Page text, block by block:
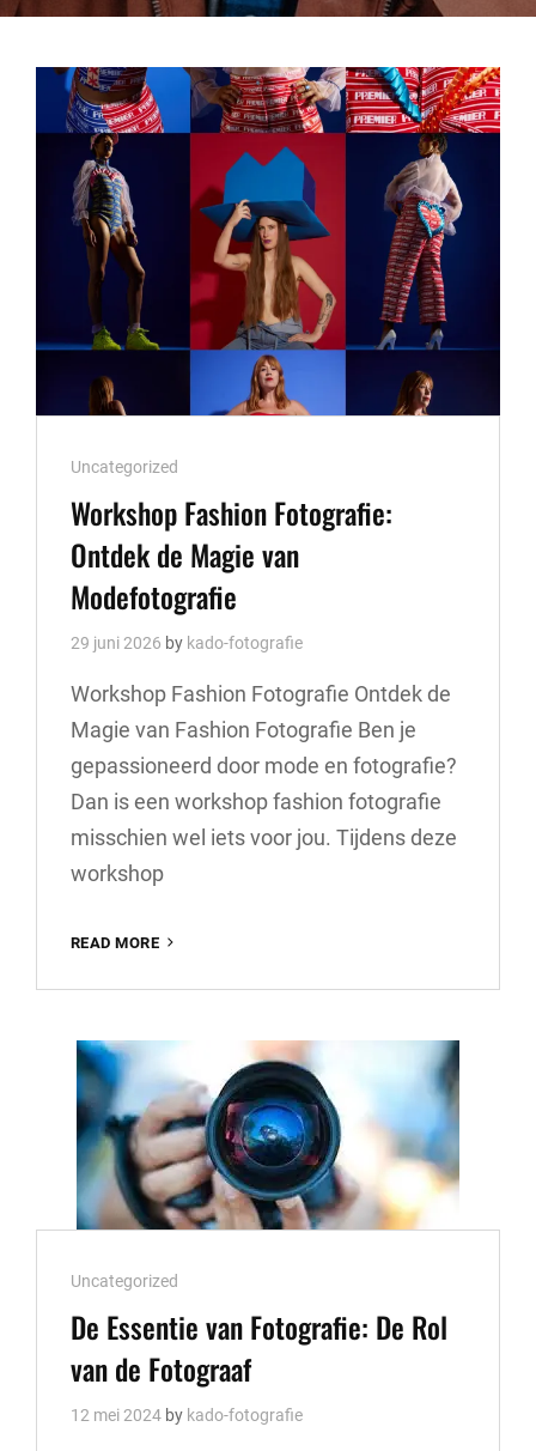
Cat
Links
Uncategorized
Workshop Fashion Fotografie:
Ontdek de Magie van
Modefotografie
29 juni 2026 by kado-fotografie
Workshop Fashion Fotografie Ontdek de
Magie van Fashion Fotografie Ben je
gepassioneerd door mode en fotografie?
Dan is een workshop fashion fotografie
misschien wel iets voor jou. Tijdens deze
workshop
READ MORE
FOTOGRAFIE:
DE
VAN
MODEFOTOGRAFIE
Cat
Links
Uncategorized
De Essentie van Fotografie: De Rol
van de Fotograaf
12 mei 2024 by kado-fotografie